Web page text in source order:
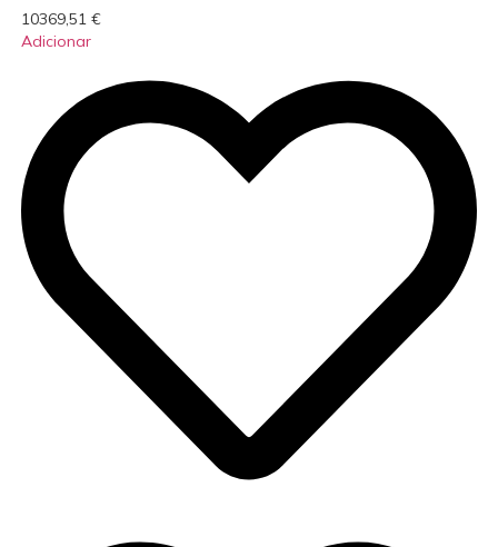
10369,51 €
Adicionar